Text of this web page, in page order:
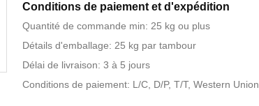
Conditions de paiement et d'expédition
Quantité de commande min: 25 kg ou plus
Détails d'emballage: 25 kg par tambour
Délai de livraison: 3 à 5 jours
Conditions de paiement: L/C, D/P, T/T, Western Union